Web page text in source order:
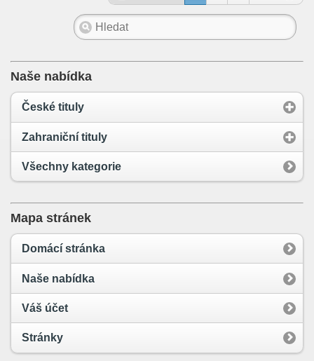
Naše nabídka
České tituly
Zahraniční tituly
Všechny kategorie
Mapa stránek
Domácí stránka
Naše nabídka
Váš účet
Stránky